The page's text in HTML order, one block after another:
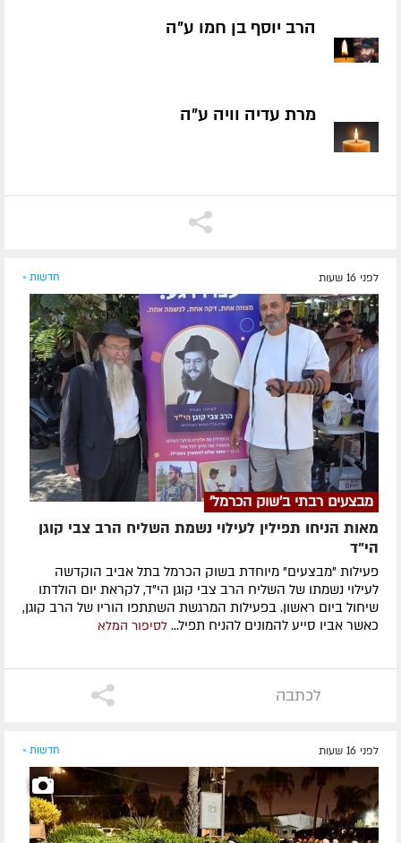
הרב יוסף בן חמו ע״ה
מרת עדיה וויה ע״ה
לפני 16 שעות חדשות »
מבצעים רבתי ב'שוק הכרמל'
מאות הניחו תפילין לעילוי נשמת השליח הרב צבי קוגן
הי”ד
פעילות "מבצעים" מיוחדת בשוק הכרמל בתל אביב הוקדשה
לעילוי נשמתו של השליח הרב צבי קוגן הי"ד, לקראת יום הולדתו
שיחול ביום ראשון. בפעילות המרגשת השתתפו הוריו של הרב קוגן,
כאשר אביו סייע להמונים להניח תפיל... לסיפור המלא
לכתבה
לפני 16 שעות חדשות »